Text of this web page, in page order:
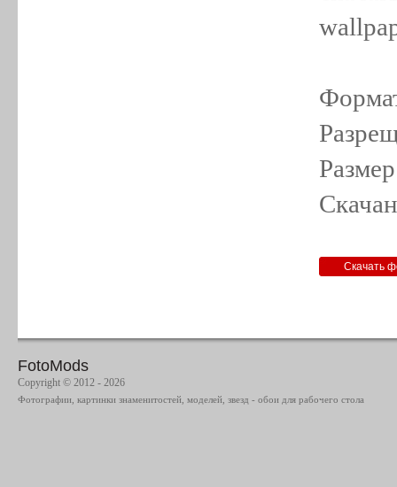
FotoMods
Copyright © 2012 - 2026
Фотографии, картинки знаменитостей, моделей, звезд - обои для рабочего стола